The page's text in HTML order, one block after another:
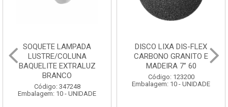
SOQUETE LAMPADA
LUSTRE/COLUNA
BAQUELITE EXTRALUZ
BRANCO
Código: 347248
Embalagem: 10 - UNIDADE
DISCO LIXA DIS-FLEX
CARBONO GRANITO E
MADEIRA 7” 60
Código: 123200
Embalagem: 10 - UNIDADE